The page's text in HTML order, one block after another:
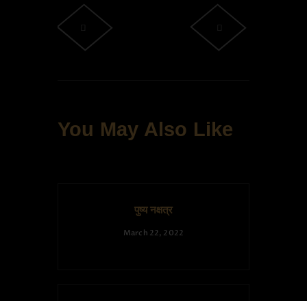
You May Also Like
पुष्य नक्षत्र
March 22, 2022